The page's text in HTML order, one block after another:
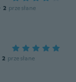
· 2 przesłane
2 przesłane